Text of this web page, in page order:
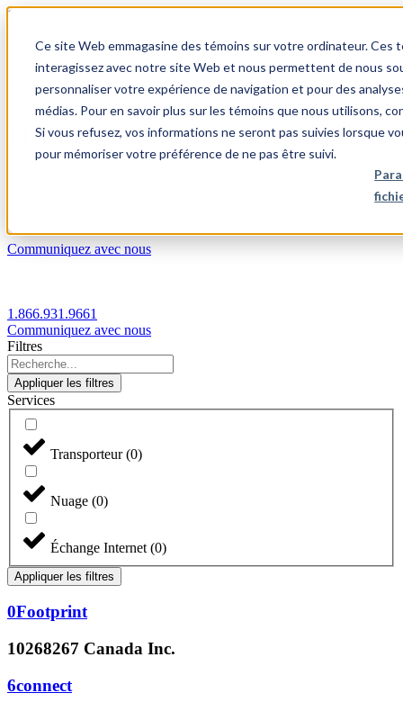
Ce site Web emmagasine des témoins sur votre ordinateur.
interagissez avec notre site Web et nous permettent de nous
personnaliser votre expérience de navigation et pour des
médias. Pour en savoir plus sur les témoins que nous utilisons,
Si vous refusez, vos informations ne seront pas suivies lorsque
pour mémoriser votre préférence de ne pas être suivi.
1.866.931.9661
Login
FR
Communiquez avec nous
1.866.931.9661
Communiquez avec nous
Filtres
Appliquer les filtres
Services
Transporteur(0)
Nuage (0)
Échange Internet (0)
Appliquer les filtres
0Footprint
10268267 Canada Inc.
6connect